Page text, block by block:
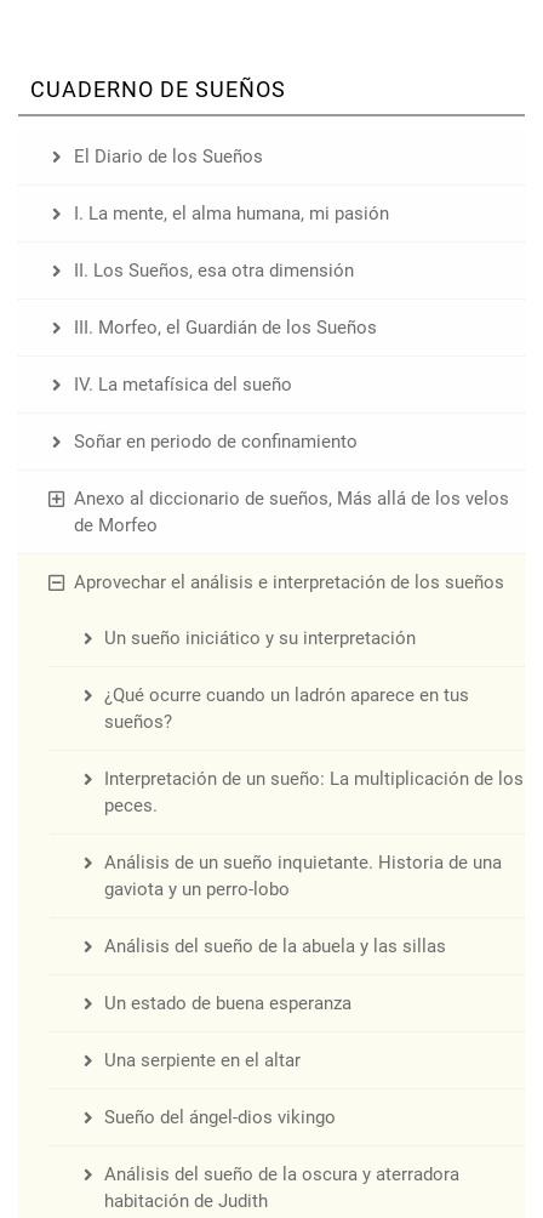
CUADERNO DE SUEÑOS
El Diario de los Sueños
I. La mente, el alma humana, mi pasión
II. Los Sueños, esa otra dimensión
III. Morfeo, el Guardián de los Sueños
IV. La metafísica del sueño
Soñar en periodo de confinamiento
Anexo al diccionario de sueños, Más allá de los velos
de Morfeo
Aprovechar el análisis e interpretación de los sueños
Un sueño iniciático y su interpretación
¿Qué ocurre cuando un ladrón aparece en tus
sueños?
Interpretación de un sueño: La multiplicación de los
peces.
Análisis de un sueño inquietante. Historia de una
gaviota y un perro-lobo
Análisis del sueño de la abuela y las sillas
Un estado de buena esperanza
Una serpiente en el altar
Sueño del ángel-dios vikingo
Análisis del sueño de la oscura y aterradora
habitación de Judith